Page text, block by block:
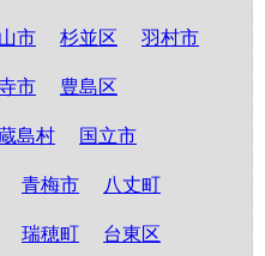
市 杉並区 羽村市
市 豊島区
島村 国立市
青梅市 八丈町
瑞穂町 台東区